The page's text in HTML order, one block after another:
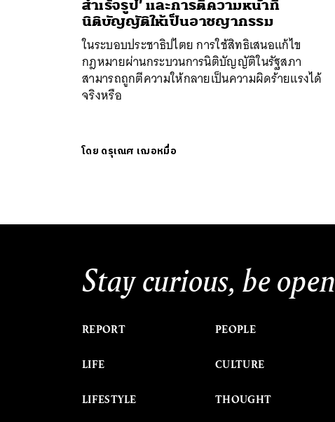
สำเร็จรูป’ และการตีความหน้าที่
นิติบัญญัติให้เป็นอาชญากรรม
ในระบอบประชาธิปไตย การใช้สิทธิเสนอแก้ไข
กฎหมายผ่านกระบวนการนิติบัญญัติในรัฐสภา
สามารถถูกตีความให้กลายเป็นความผิดร้ายแรงได้
จริงหรือ
โดย ดรุเณศ เฌอหมื่อ
Stay curious, be open
REPORT
LIFE
LIFESTYLE
PEOPLE
CULTURE
THOUGHT